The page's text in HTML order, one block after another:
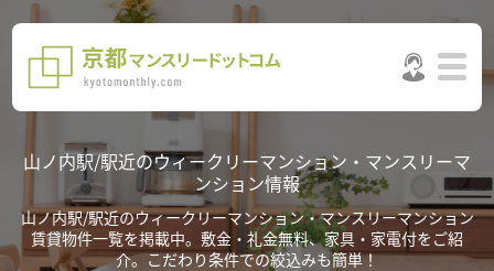
山ノ内駅/駅近のウィークリーマンション・マンスリーマ
ンション情報
山ノ内駅/駅近のウィークリーマンション・マンスリーマンション
賃貸物件一覧を掲載中。敷金・礼金無料、家具・家電付をご紹
介。こだわり条件での絞込みも簡単！